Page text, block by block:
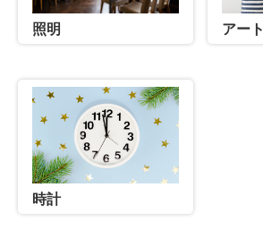
照明 アー
時計